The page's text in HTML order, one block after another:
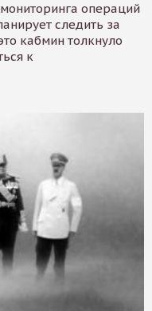
операций
следить за
кабмин толкнуло
к